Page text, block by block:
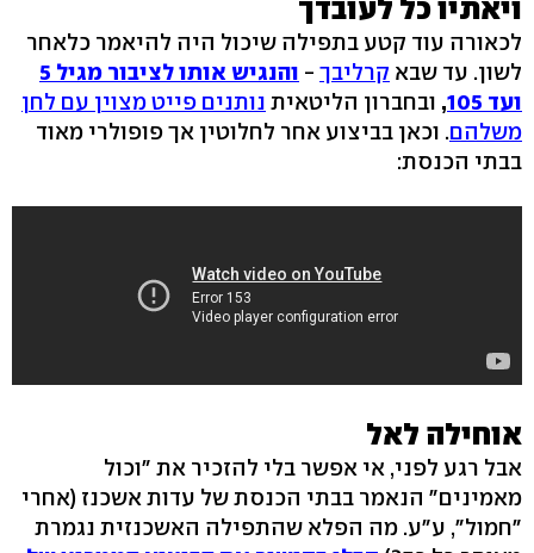
ויאתיו כל לעובדך
לכאורה עוד קטע בתפילה שיכול היה להיאמר כלאחר
לשון. עד שבא קרליבך -
והנגיש אותו לציבור מגיל 5
ועד 105
, ובחברון הליטאית נותנים פייט מצוין עם לחן
משלהם. וכאן בביצוע אחר לחלוטין אך פופולרי מאוד
בבתי הכנסת:
אוחילה לאל
אבל רגע לפני, אי אפשר בלי להזכיר את "וכול
מאמינים" הנאמר בבתי הכנסת של עדות אשכנז (אחרי
"חמול", ע"ע. מה הפלא שהתפילה האשכנזית נגמרת